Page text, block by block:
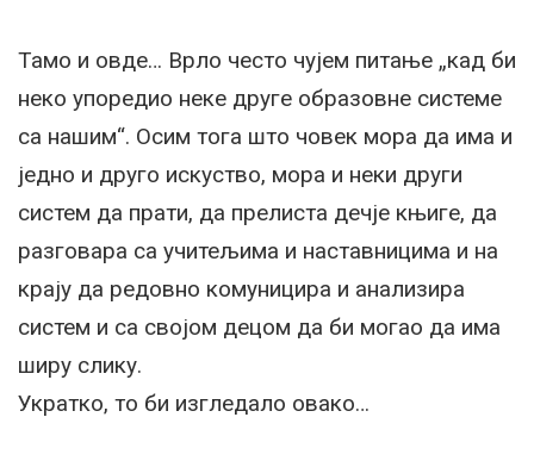
Тамо и овде… Врло често чујем питање „кад би
неко упоредио неке друге образовне системе
са нашим“. Осим тога што човек мора да има и
једно и друго искуство, мора и неки други
систем да прати, да прелиста дечје књиге, да
разговара са учитељима и наставницима и на
крају да редовно комуницира и анализира
систем и са својом децом да би могао да има
ширу слику.
Укратко, то би изгледало овако…